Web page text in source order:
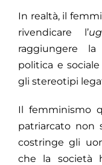
In realtà, il
rivendicare l’
raggiungere la
politica e
gli stereotipi
Il femminismo
patriarcato non
costringe gli
che la società